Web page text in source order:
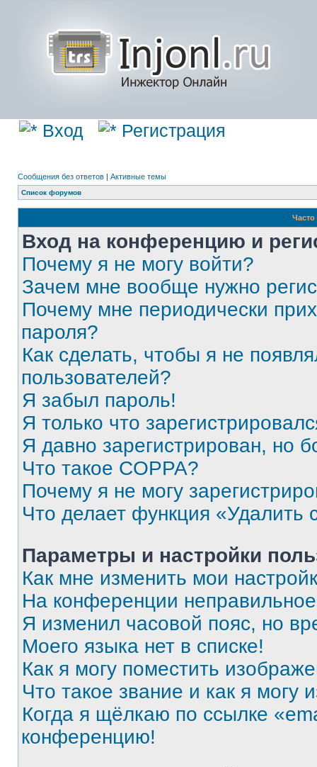
Вход Регистрация
Сообщения без ответов | Активные темы
Список форумов
Вход на конференцию и
Почему я не могу войти?
Зачем мне вообще нужно
Почему мне периодически
пароля?
Как сделать, чтобы я не
пользователей?
Я забыл пароль!
Я только что
Я давно зарегистрирован, но
Что такое COPPA?
Почему я не могу
Что делает функция «Удалить
Параметры и настройки
Как мне изменить мои
На конференции
Я изменил часовой пояс, но
Моего языка нет в списке!
Как я могу поместить
Что такое звание и как я могу
Когда я щёлкаю по ссылке
конференцию!